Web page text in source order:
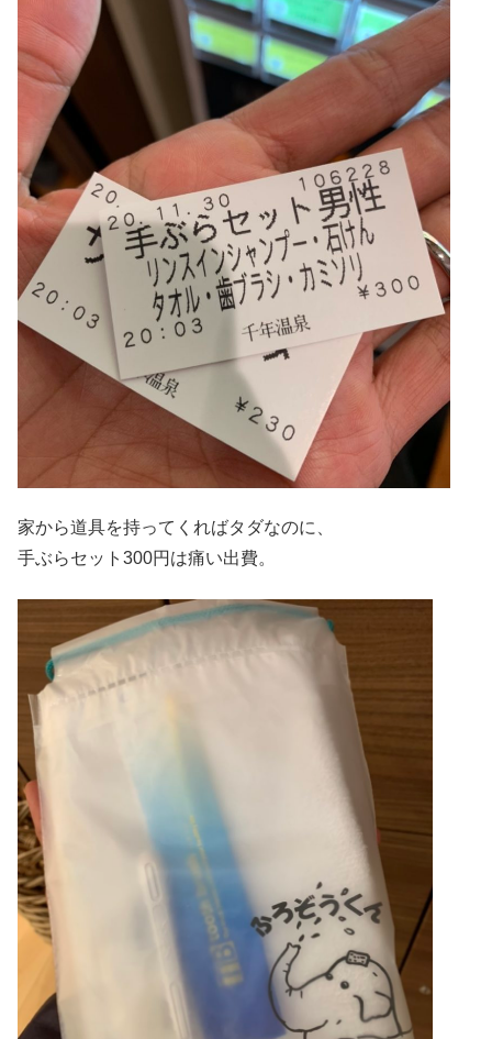
家から道具を持ってくればタダなのに、
手ぶらセット300円は痛い出費。